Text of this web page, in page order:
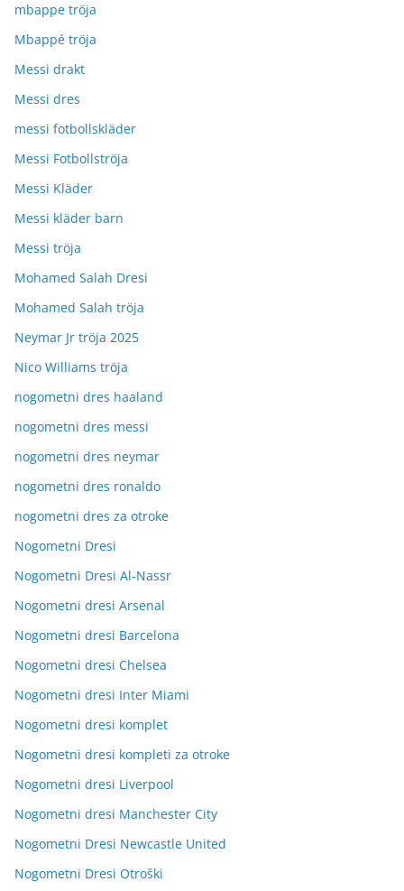
mbappe tröja
Mbappé tröja
Messi drakt
Messi dres
messi fotbollskläder
Messi Fotbollströja
Messi Kläder
Messi kläder barn
Messi tröja
Mohamed Salah Dresi
Mohamed Salah tröja
Neymar Jr tröja 2025
Nico Williams tröja
nogometni dres haaland
nogometni dres messi
nogometni dres neymar
nogometni dres ronaldo
nogometni dres za otroke
Nogometni Dresi
Nogometni Dresi Al-Nassr
Nogometni dresi Arsenal
Nogometni dresi Barcelona
Nogometni dresi Chelsea
Nogometni dresi Inter Miami
Nogometni dresi komplet
Nogometni dresi kompleti za otroke
Nogometni dresi Liverpool
Nogometni dresi Manchester City
Nogometni Dresi Newcastle United
Nogometni Dresi Otroški